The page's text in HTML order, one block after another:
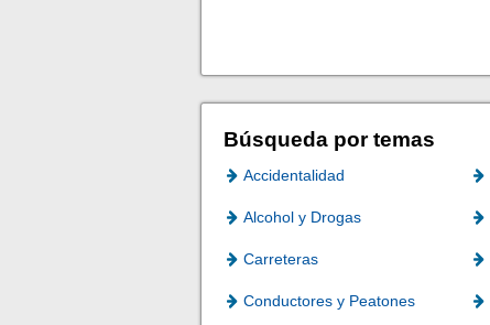
Búsqueda por temas
Accidentalidad
Alcohol y Drogas
Carreteras
Conductores y Peatones